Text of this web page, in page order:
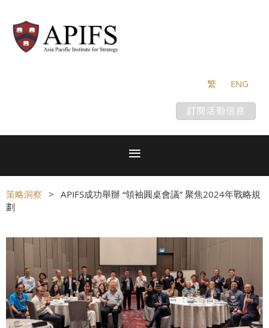
繁 ENG
策略洞察
APIFS成功舉辦 “領袖圓桌會議” 聚焦2024年戰略規
劃